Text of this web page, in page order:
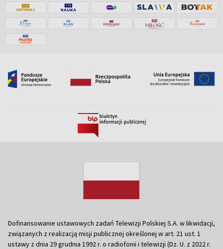
Dofinansowanie ustawowych zadań Telewizji Polskiej S.A. w likwidacji,
związanych z realizacją misji publicznej określonej w art. 21 ust. 1
ustawy z dnia 29 grudnia 1992 r. o radiofonii i telewizji (Dz. U. z 2022 r.